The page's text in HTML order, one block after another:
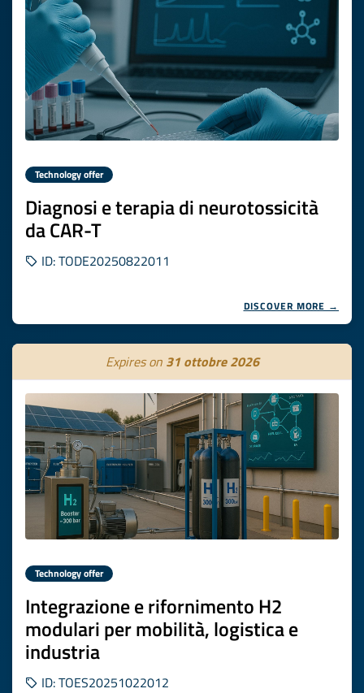
Technology offer
Diagnosi e terapia di neurotossicità
da CAR-T
ID: TODE20250822011
DISCOVER MORE →
Expires on 31 ottobre 2026
Technology offer
Integrazione e rifornimento H2
modulari per mobilità, logistica e
industria
ID: TOES20251022012